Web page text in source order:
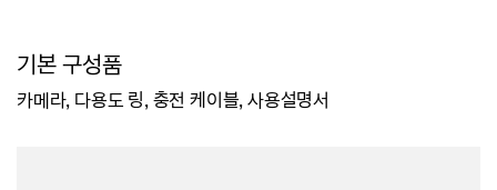
기본 구성품
카메라, 다용도 링, 충전 케이블, 사용설명서